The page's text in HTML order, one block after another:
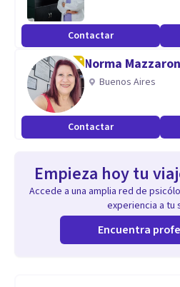
Contactar
Norma
Buenos Aires
Contactar
Empieza hoy tu
Accede a una amplia red de
experiencia a tu
Encuentra